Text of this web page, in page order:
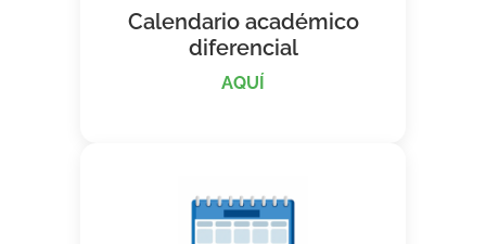
Calendario académico
diferencial
AQUÍ